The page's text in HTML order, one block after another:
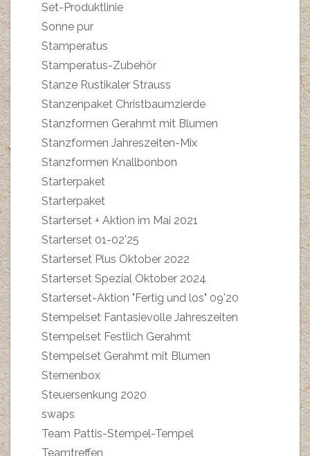
Set-Produktlinie
Sonne pur
Stamperatus
Stamperatus-Zubehör
Stanze Rustikaler Strauss
Stanzenpaket Christbaumzierde
Stanzformen Gerahmt mit Blumen
Stanzformen Jahreszeiten-Mix
Stanzformen Knallbonbon
Starterpaket
Starterpaket
Starterset + Aktion im Mai 2021
Starterset 01-02'25
Starterset Plus Oktober 2022
Starterset Spezial Oktober 2024
Starterset-Aktion "Fertig und los" 09'20
Stempelset Fantasievolle Jahreszeiten
Stempelset Festlich Gerahmt
Stempelset Gerahmt mit Blumen
Sternenbox
Steuersenkung 2020
swaps
Team Pattis-Stempel-Tempel
Teamtreffen